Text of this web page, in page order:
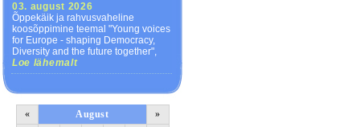
03. august 2026
Õppekäik ja rahvusvaheline
koosõppimine teemal "Young voices
for Europe - shaping Democracy,
Diversity and the future together",
Loe lähemalt
« August »